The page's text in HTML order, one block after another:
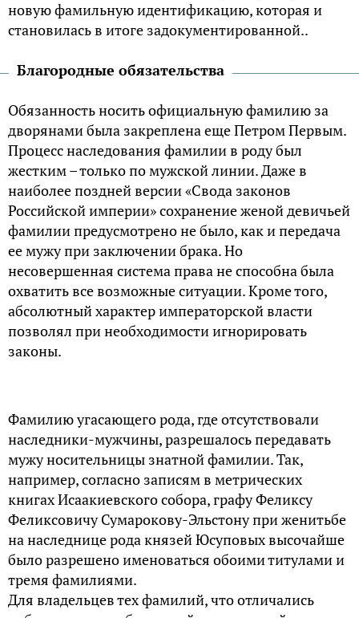
новую фамильную идентификацию, которая и
становилась в итоге задокументированной..
Благородные обязательства
Обязанность носить официальную фамилию за
дворянами была закреплена еще Петром Первым.
Процесс наследования фамилии в роду был
жестким – только по мужской линии. Даже в
наиболее поздней версии «Свода законов
Российской империи» сохранение женой девичьей
фамилии предусмотрено не было, как и передача
ее мужу при заключении брака. Но
несовершенная система права не способна была
охватить все возможные ситуации. Кроме того,
абсолютный характер императорской власти
позволял при необходимости игнорировать
законы.
Фамилию угасающего рода, где отсутствовали
наследники-мужчины, разрешалось передавать
мужу носительницы знатной фамилии. Так,
например, согласно записям в метрических
книгах Исаакиевского собора, графу Феликсу
Феликсовичу Сумарокову-Эльстону при женитьбе
на наследнице рода князей Юсуповых высочайше
было разрешено именоваться обоими титулами и
тремя фамилиями.
Для владельцев тех фамилий, что отличались